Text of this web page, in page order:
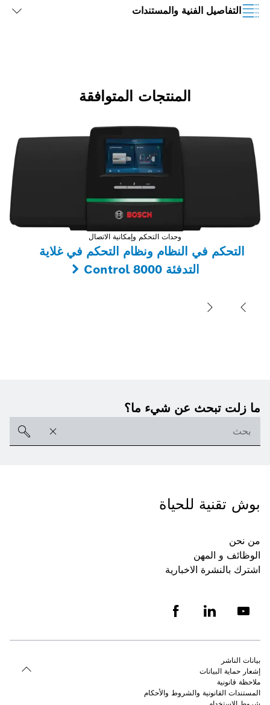
التفاصيل الفنية والمستندات
المنتجات المتوافقة
وحدات التحكم وإمكانية الاتصال
التحكم في النظام ونظام التحكم في غلاية
التدفئة Control 8000
ما زلت تبحث عن شيء ما؟
بوش تقنية للحياة
من نحن
الوظائف و المهن
اشترك بالنشرة الاخبارية
بيانات الناشر
إشعار حماية البيانات
ملاحظة قانونية
المستندات القانونية والشروط والأحكام